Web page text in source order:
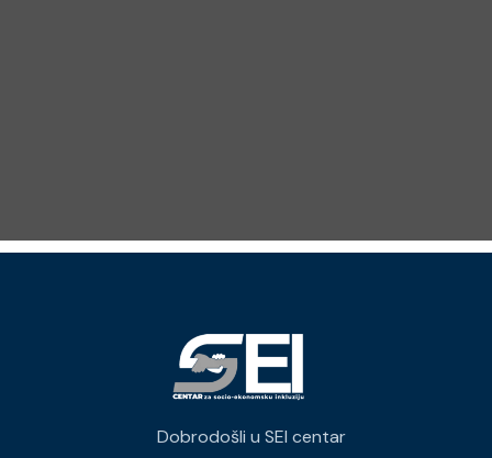
Dobrodošli u SEI centar